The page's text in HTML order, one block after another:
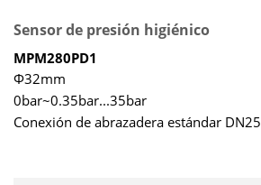
Sensor de presión higiénico
MPM280PD1
Φ32mm
0bar~0.35bar...35bar
Conexión de abrazadera estándar DN25